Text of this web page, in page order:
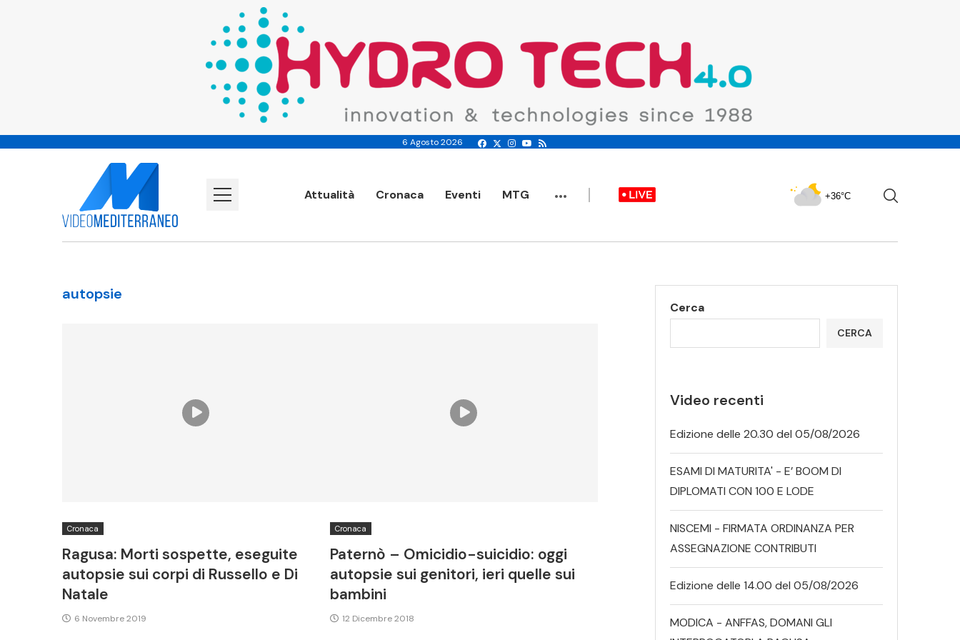
6 Agosto 2026
Attualità Cronaca Eventi MTG ... +36°C
autopsie
Cronaca
Ragusa: Morti sospette, eseguite
autopsie sui corpi di Russello e Di
Natale
6 Novembre 2019
Cronaca
Paternò – Omicidio-suicidio: oggi
autopsie sui genitori, ieri quelle sui
bambini
12 Dicembre 2018
Cerca
CERCA
Video recenti
Edizione delle 20.30 del 05/08/2026
ESAMI DI MATURITA' - E’ BOOM DI
DIPLOMATI CON 100 E LODE
NISCEMI - FIRMATA ORDINANZA PER
ASSEGNAZIONE CONTRIBUTI
Edizione delle 14.00 del 05/08/2026
MODICA - ANFFAS, DOMANI GLI